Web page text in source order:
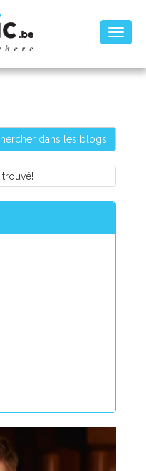
dans les blogs